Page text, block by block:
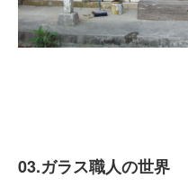
03.ガラス職人の世界